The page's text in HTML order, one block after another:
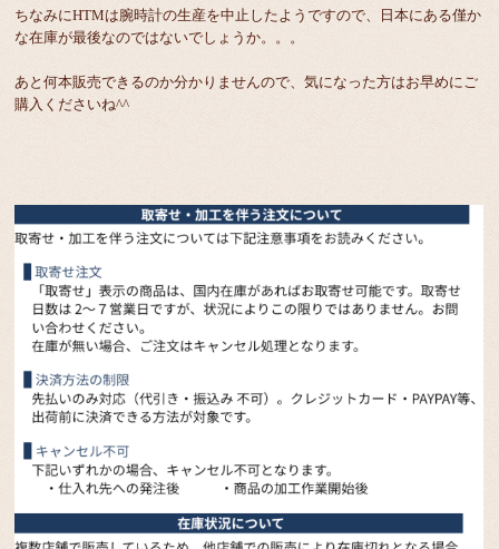
ちなみにHTMは腕時計の生産を中止したようですので、日本にある僅か
な在庫が最後なのではないでしょうか。。。
あと何本販売できるのか分かりませんので、気になった方はお早めにご
購入くださいね^^